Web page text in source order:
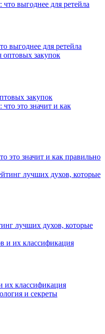
выгоднее для ретейла
закупок
это значит и как правильно
лучших духов, которые
их классификация